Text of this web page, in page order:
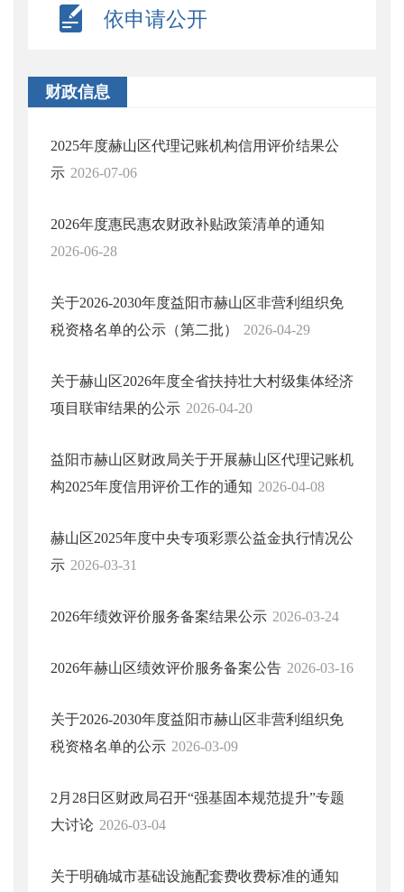
依申请公开
财政信息
2025年度赫山区代理记账机构信用评价结果公
示 2026-07-06
2026年度惠民惠农财政补贴政策清单的通知
2026-06-28
关于2026-2030年度益阳市赫山区非营利组织免
税资格名单的公示（第二批）
2026-04-29
关于赫山区2026年度全省扶持壮大村级集体经济
项目联审结果的公示 2026-04-20
益阳市赫山区财政局关于开展赫山区代理记账机
构2025年度信用评价工作的通知 2026-04-08
赫山区2025年度中央专项彩票公益金执行情况公
示 2026-03-31
2026年绩效评价服务备案结果公示 2026-03-24
2026年赫山区绩效评价服务备案公告 2026-03-16
关于2026-2030年度益阳市赫山区非营利组织免
税资格名单的公示 2026-03-09
2月28日区财政局召开“强基固本规范提升”专题
大讨论 2026-03-04
关于明确城市基础设施配套费收费标准的通知